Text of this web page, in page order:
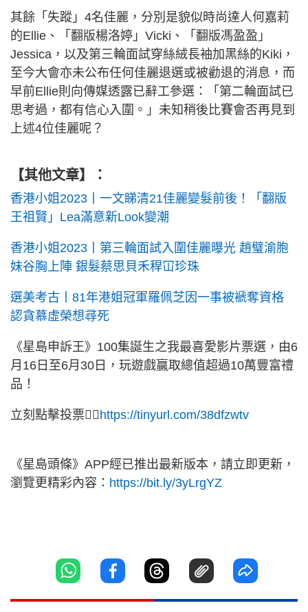
其餘「失蹤」4名佳麗，分別是貌似時尚達人何嘉莉
的Ellie、「翻版楊洛婷」Vicki、「翻版馮盈盈」
Jessica，以及第三輪面試穿絲絨長袖加黑絲的Kiki，
至今大會亦未公布任何佳麗退選或被勸退的消息，而
早前Ellie則向傳媒透露已辭工參選：「第二輪面試已
思考過，都有信心入圍。」未知稍後比賽會否再見到
上述4位佳麗呢？
【其他文章】：
香港小姐2023丨一文睇清21佳麗變髮前後！「翻版
王祖賢」Lea滿意新Look變潮
香港小姐2023丨第三輪面試入圍佳麗曝光 趙璧渝胞
妹谷胸上陣 銀髮蔡思貝禾稈冚珍珠
選美考古丨81年港姐冠軍羅佩芝因一事被褫奪資格
認貪慕虛榮想尋死
《星島申訴王》100集誕生之我最喜愛影片票選，由6
月16日至6月30日，玩遊戲贏取總值超過10萬豐富禮
品！
立刻點擊投票👉🏻 https://tinyurl.com/38dfzwtv
《星島頭條》APP經已推出最新版本，請立即更新，
瀏覽更精彩內容： https://bit.ly/3yLrgYZ